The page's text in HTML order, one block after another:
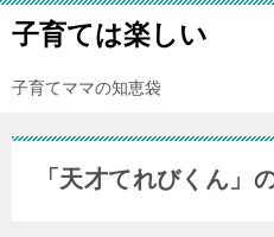
子育ては楽しい
子育てママの知恵袋
「天才てれびくん」